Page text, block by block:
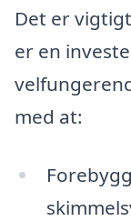
Det er
er en
med at: